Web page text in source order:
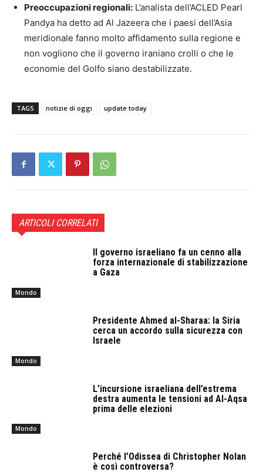
Preoccupazioni regionali: L’analista dell’ACLED Pearl
Pandya ha detto ad Al Jazeera che i paesi dell’Asia
meridionale fanno molto affidamento sulla regione e
non vogliono che il governo iraniano crolli o che le
economie del Golfo siano destabilizzate.
TAGS notizie di oggi update today
ARTICOLI CORRELATI
Mondo
Il governo israeliano fa un cenno alla
forza internazionale di stabilizzazione
a Gaza
Mondo
Presidente Ahmed al-Sharaa: la Siria
cerca un accordo sulla sicurezza con
Israele
Mondo
L’incursione israeliana dell’estrema
destra aumenta le tensioni ad Al-Aqsa
prima delle elezioni
Perché l’Odissea di Christopher Nolan
è così controversa?